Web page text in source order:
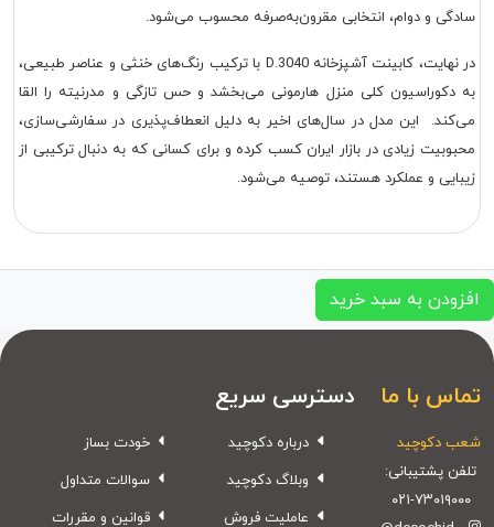
سادگی و دوام، انتخابی مقرون‌به‌صرفه محسوب می‌شود.
در نهایت، کابینت آشپزخانه D.3040 با ترکیب رنگ‌های خنثی و عناصر طبیعی،
به دکوراسیون کلی منزل هارمونی می‌بخشد و حس تازگی و مدرنیته را القا
می‌کند. این مدل در سال‌های اخیر به دلیل انعطاف‌پذیری در سفارشی‌سازی،
محبوبیت زیادی در بازار ایران کسب کرده و برای کسانی که به دنبال ترکیبی از
زیبایی و عملکرد هستند، توصیه می‌شود.
افزودن به سبد خرید
تماس با ما
شعب دکوچید
تلفن پشتیبانی:
۰۲۱-۷۳۰۱۹۰۰۰
دسترسی سریع
درباره دکوچید
وبلاگ دکوچید
عاملیت فروش
خودت بساز
سوالات متداول
قوانین و مقررات